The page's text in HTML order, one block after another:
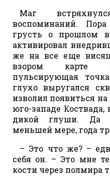
Маг
воспоминаний.
грусть о прошлом
активировал
же на все еще
взором карте
пульсирующая
глухо выругался
изволил появиться
юго-западе
дикой глуши. Да
меньшей мере, года
– Это что же? –
себя он. – Это мне
кости через полмира